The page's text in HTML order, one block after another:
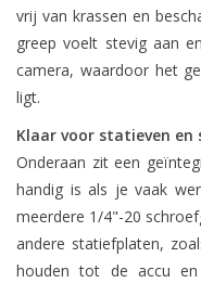
vrij van krassen en
greep voelt stevig aan
camera, waardoor het
ligt.
Klaar voor statieven en
Onderaan zit een
handig is als je vaak
meerdere 1/4"-20
andere statiefplaten,
houden tot de accu